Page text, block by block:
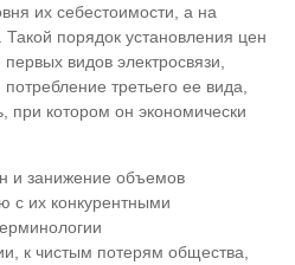
их себестоимости, а на
порядок установления цен
видов электросвязи,
третьего ее вида,
котором он экономически
и занижение объемов
с их конкурентными
к чистым потерям общества,